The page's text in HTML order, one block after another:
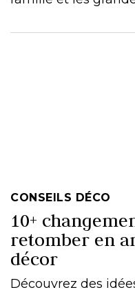
CONSEILS DÉCO
10+
retomber en
décor
Découvrez des